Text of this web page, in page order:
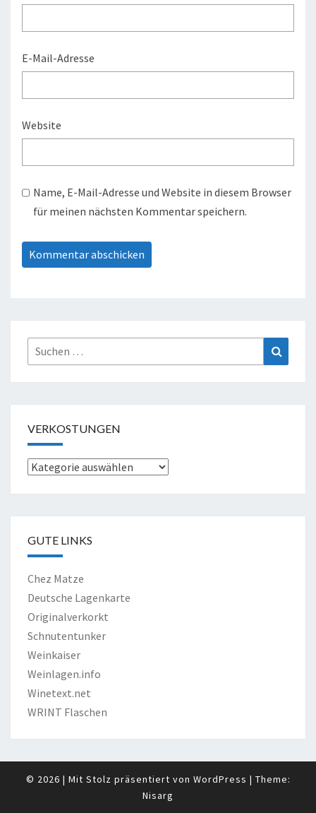
E-Mail-Adresse
Website
Name, E-Mail-Adresse und Website in diesem Browser
für meinen nächsten Kommentar speichern.
Suche
nach:
VERKOSTUNGEN
Verkostungen
GUTE LINKS
Chez Matze
Deutsche Lagenkarte
Originalverkorkt
Schnutentunker
Weinkaiser
Weinlagen.info
Winetext.net
WRINT Flaschen
© 2026 | Mit Stolz präsentiert von WordPress | Theme:
Nisarg